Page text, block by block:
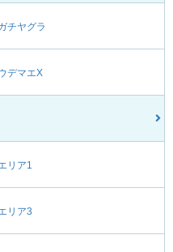
チヤグラ
デマエX
リア1
リア3